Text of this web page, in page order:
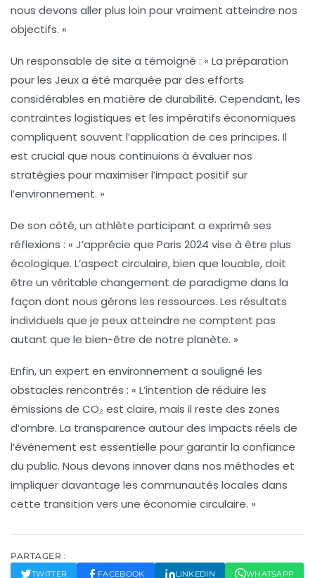
nous devons aller plus loin pour vraiment atteindre nos
objectifs. »
Un responsable de site a témoigné : « La préparation
pour les Jeux a été marquée par des efforts
considérables en matière de durabilité. Cependant, les
contraintes logistiques et les impératifs économiques
compliquent souvent l’application de ces principes. Il
est crucial que nous continuions à évaluer nos
stratégies pour maximiser l’impact positif sur
l’environnement. »
De son côté, un athlète participant a exprimé ses
réflexions : « J’apprécie que Paris 2024 vise à être plus
écologique. L’aspect circulaire, bien que louable, doit
être un véritable changement de paradigme dans la
façon dont nous gérons les ressources. Les résultats
individuels que je peux atteindre ne comptent pas
autant que le bien-être de notre planète. »
Enfin, un expert en environnement a souligné les
obstacles rencontrés : « L’intention de réduire les
émissions de CO₂ est claire, mais il reste des zones
d’ombre. La transparence autour des impacts réels de
l’événement est essentielle pour garantir la confiance
du public. Nous devons innover dans nos méthodes et
impliquer davantage les communautés locales dans
cette transition vers une économie circulaire. »
PARTAGER :
TWITTER FACEBOOK LINKEDIN WHATSAPP